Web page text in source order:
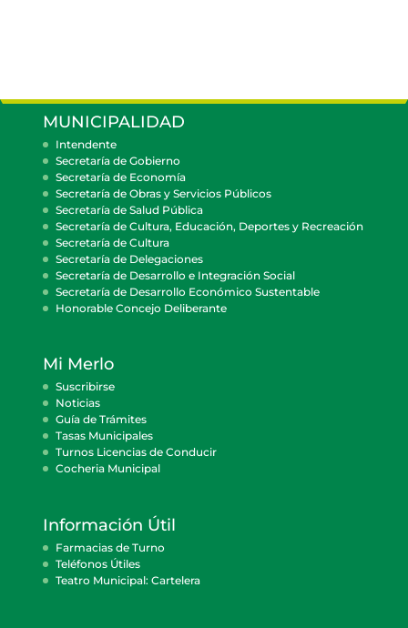
MUNICIPALIDAD
Intendente
Secretaría de Gobierno
Secretaría de Economía
Secretaría de Obras y Servicios Públicos
Secretaría de Salud Pública
Secretaría de Cultura, Educación, Deportes y Recreación
Secretaría de Cultura
Secretaría de Delegaciones
Secretaría de Desarrollo e Integración Social
Secretaría de Desarrollo Económico Sustentable
Honorable Concejo Deliberante
Mi Merlo
Suscribirse
Noticias
Guía de Trámites
Tasas Municipales
Turnos Licencias de Conducir
Cocheria Municipal
Información Útil
Farmacias de Turno
Teléfonos Útiles
Teatro Municipal: Cartelera